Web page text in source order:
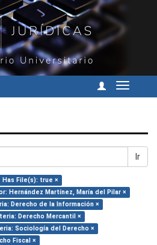
Cambiar
Ir
Has File(s): true ×
Hernández Martínez, María del Pilar ×
Derecho de la Información ×
Derecho Mercantil ×
Sociología del Derecho ×
Fiscal ×